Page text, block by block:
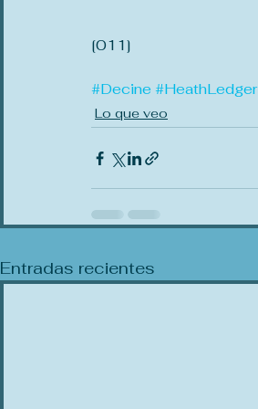
[011]
#Decine#HeathLedger
Lo que veo
Entradas recientes